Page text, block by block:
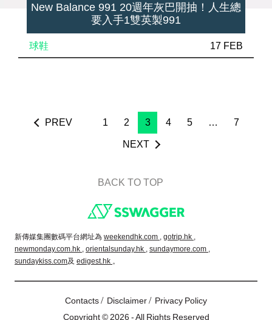
New Balance 991 20週年灰巴開抽！人生總
要入手1雙英製991
球鞋 17 FEB
PREV 1 2 3 4 5 … 7
NEXT
BACK TO TOP
新傳媒集團數碼平台網址為 weekendhk.com , gotrip.hk ,
newmonday.com.hk , orientalsunday.hk , sundaymore.com ,
sundaykiss.com及 edigest.hk 。
Contacts/ Disclaimer/ Privacy Policy
Copyright © 2026 - All Rights Reserved